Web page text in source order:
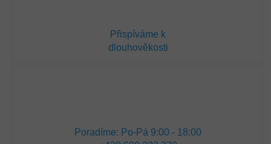
Přispíváme k
dlouhověkosti
Poradíme: Po-Pá 9:00 - 18:00